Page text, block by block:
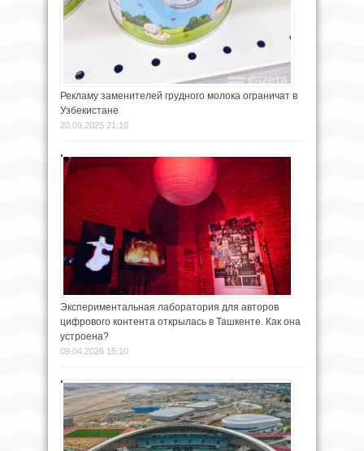
Рекламу заменителей грудного молока ограничат в
Узбекистане
20.09.2025 21:10
Экспериментальная лаборатория для авторов
цифрового контента открылась в Ташкенте. Как она
устроена?
09.04.2026 15:10